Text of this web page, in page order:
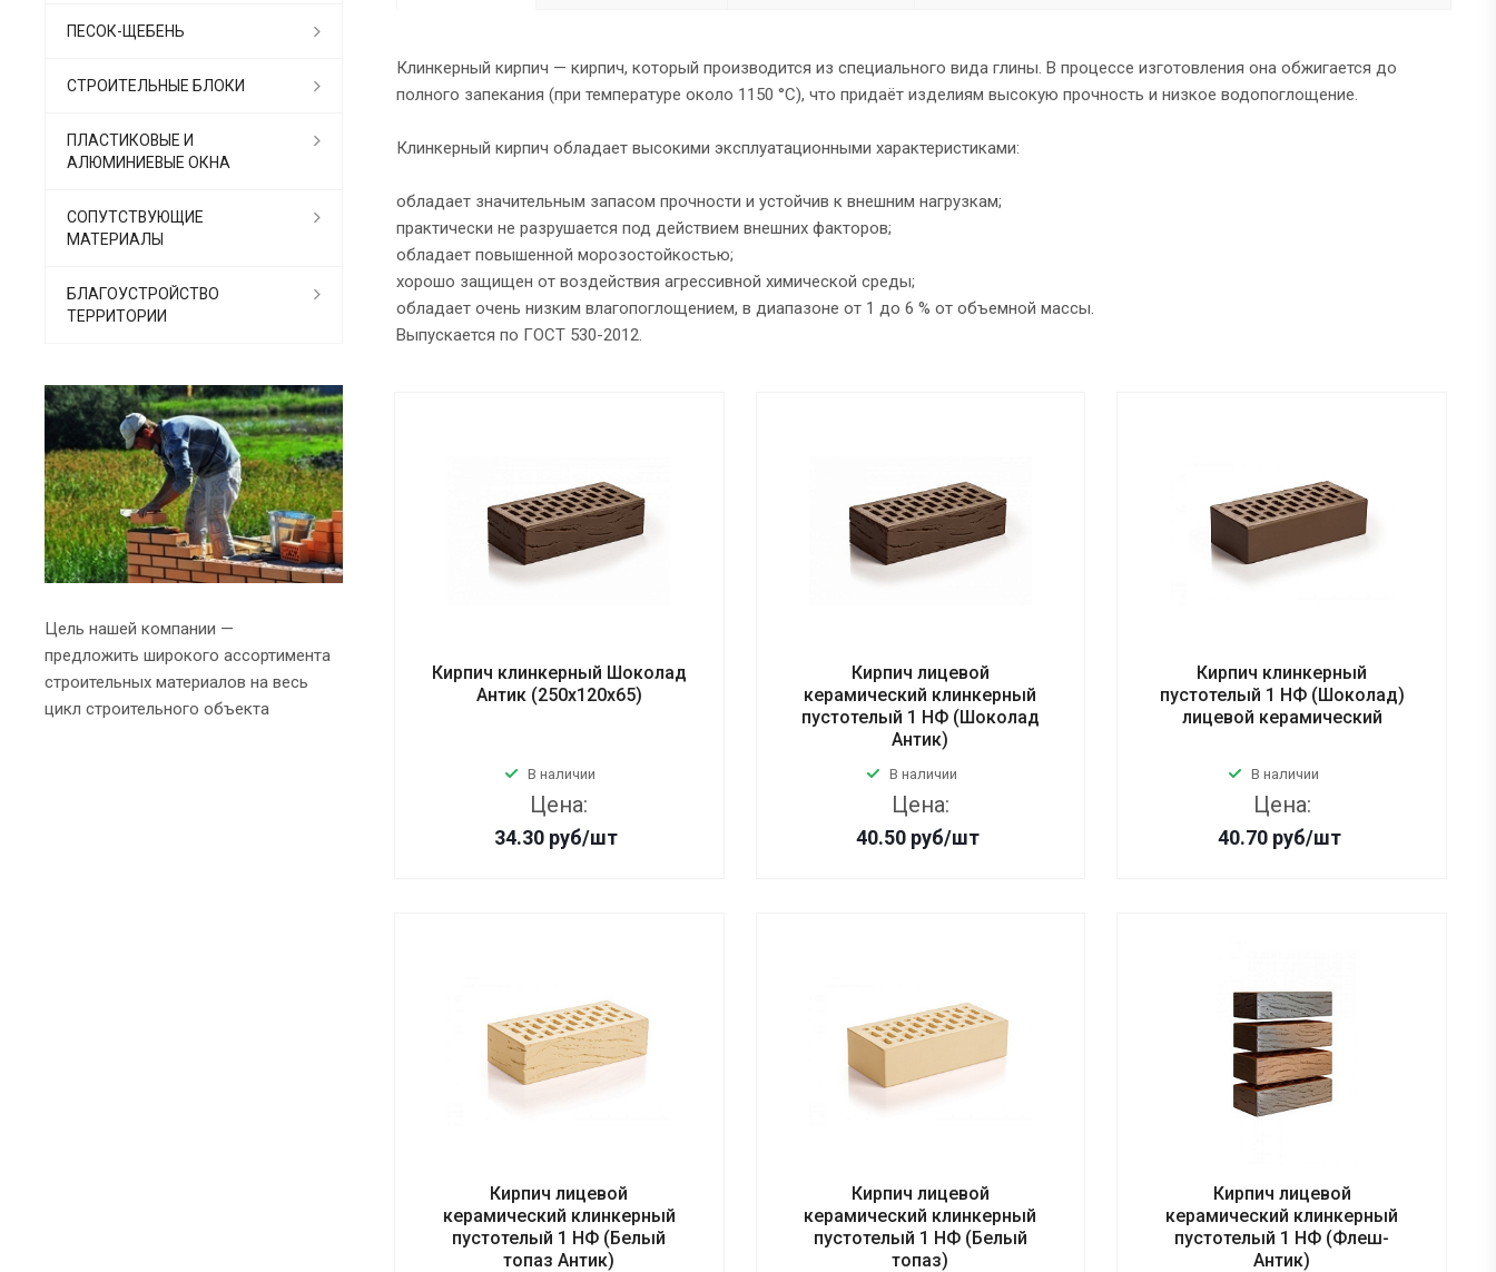
Клинкерный кирпич — кирпич, который производится из специального вида глины. В процессе изготовления она обжигается до
полного запекания (при температуре около 1150 °C), что придаёт изделиям высокую прочность и низкое водопоглощение.
Клинкерный кирпич обладает высокими эксплуатационными характеристиками:
обладает значительным запасом прочности и устойчив к внешним нагрузкам;
практически не разрушается под действием внешних факторов;
обладает повышенной морозостойкостью;
хорошо защищен от воздействия агрессивной химической среды;
обладает очень низким влагопоглощением, в диапазоне от 1 до 6 % от объемной массы.
Выпускается по ГОСТ 530-2012.
Кирпич клинкерный Шоколад
Антик (250х120х65)
В наличии
Цена:
34.30 руб/шт
Кирпич лицевой
керамический клинкерный
пустотелый 1 НФ (Шоколад
Антик)
В наличии
Цена:
40.50 руб/шт
Кирпич клинкерный
пустотелый 1 НФ (Шоколад)
лицевой керамический
В наличии
Цена:
40.70 руб/шт
Кирпич лицевой
керамический клинкерный
пустотелый 1 НФ (Белый
топаз Антик)
Кирпич лицевой
керамический клинкерный
пустотелый 1 НФ (Белый
топаз)
Кирпич лицевой
керамический клинкерный
пустотелый 1 НФ (Флеш-
Антик)
ПЕСОК-ЩЕБЕНЬ
СТРОИТЕЛЬНЫЕ БЛОКИ
ПЛАСТИКОВЫЕ И
АЛЮМИНИЕВЫЕ ОКНА
СОПУТСТВУЮЩИЕ
МАТЕРИАЛЫ
БЛАГОУСТРОЙСТВО
ТЕРРИТОРИИ
Цель нашей компании —
предложить широкого ассортимента
строительных материалов на весь
цикл строительного объекта